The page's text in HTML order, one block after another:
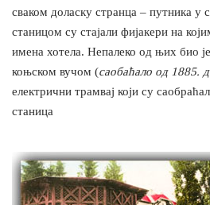
сваком доласку странца – путника у
станицом су стајали фијакери на
имена хотела. Непалеко од њих био
коњском вучом (саобаћало од 1885.
електрични трамвај који су
станица